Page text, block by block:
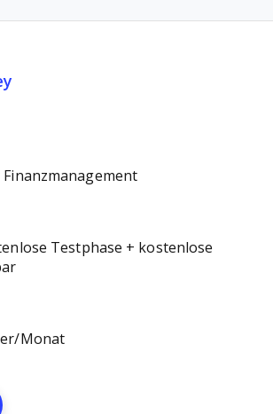
Testphase + kostenlose
Monat